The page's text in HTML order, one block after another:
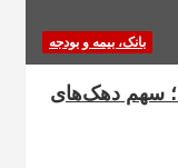
بانک، بیمه و بودجه
افزایش قابل توجه یارانه آذر ۱۴۰۴؛ سهم دهک‌های